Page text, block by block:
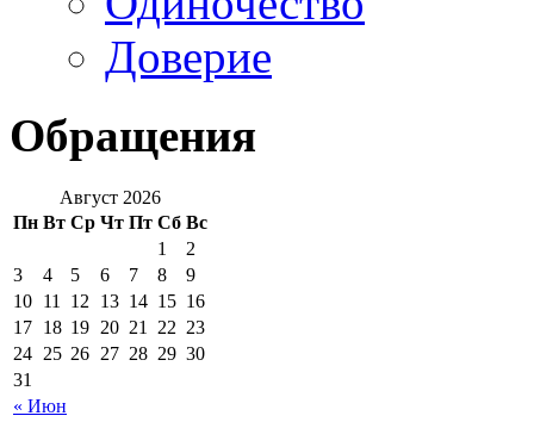
Доверие
Обращения
Август 2026
Пн Вт Ср Чт Пт Сб Вс
« Июн
1
2
3
4 5 6 7 8
9
10 11 12 13 14 15 16
17 18 19 20 21 22 23
24 25 26 27 28 29 30
31